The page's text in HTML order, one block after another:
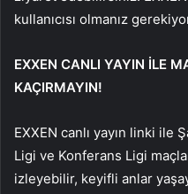
kullanıcısı olmanız
EXXEN CANLI YAYIN İLE
KAÇIRMAYIN!
EXXEN canlı yayın linki ile
Ligi ve Konferans Ligi
izleyebilir, keyifli anlar